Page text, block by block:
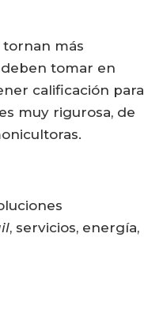
tornan más
tomar en
calificación para
muy rigurosa, de
, servicios, energía,